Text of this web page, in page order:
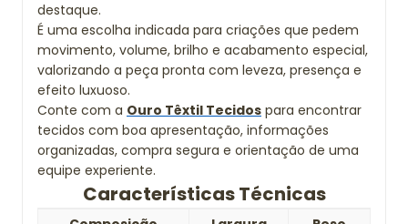
destaque.
É uma escolha indicada para criações que pedem
movimento, volume, brilho e acabamento especial,
valorizando a peça pronta com leveza, presença e
efeito luxuoso.
Conte com a Ouro Têxtil Tecidos para encontrar
tecidos com boa apresentação, informações
organizadas, compra segura e orientação de uma
equipe experiente.
Características Técnicas